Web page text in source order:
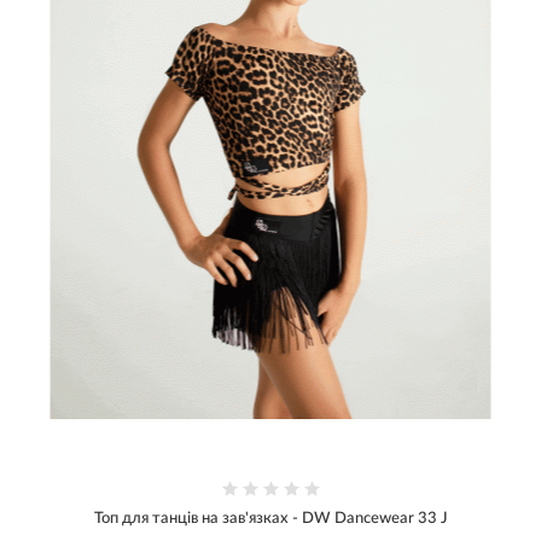
Топ для танців на зав'язках - DW Dancewear 33 J